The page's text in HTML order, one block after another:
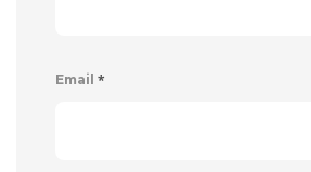
Email *